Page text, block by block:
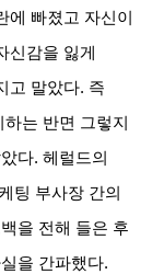
에 빠졌고 자신이
신감을 잃게
고 말았다. 즉
는 반면 그렇지
다.헤럴드의
팅 부사장 간의
을 전해 들은 후
을 간파했다.